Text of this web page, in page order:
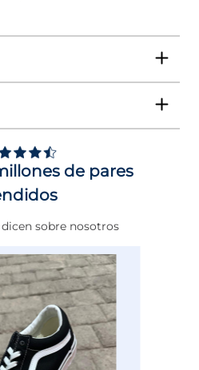
Mujer
DE 0 A 4 cms
NORMAL
BLANCO
ENTRENAMIENTO
de pares
sobre nosotros